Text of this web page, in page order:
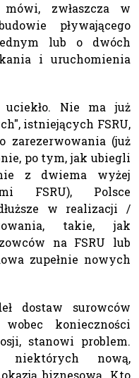
zwłaszcza w
pływającego
lub o dwóch
i uruchomienia
Nie ma już
istniejących FSRU,
(już
po tym, jak ubiegli
z dwiema wyżej
FSRU), Polsce
w realizacji /
takie, jak
na FSRU lub
zupełnie nowych
dostaw surowców
konieczności
stanowi problem.
nową,